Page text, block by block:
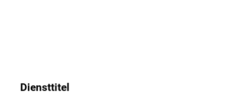
Diensttitel